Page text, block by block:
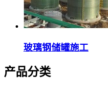
玻璃钢储罐施工
产品分类